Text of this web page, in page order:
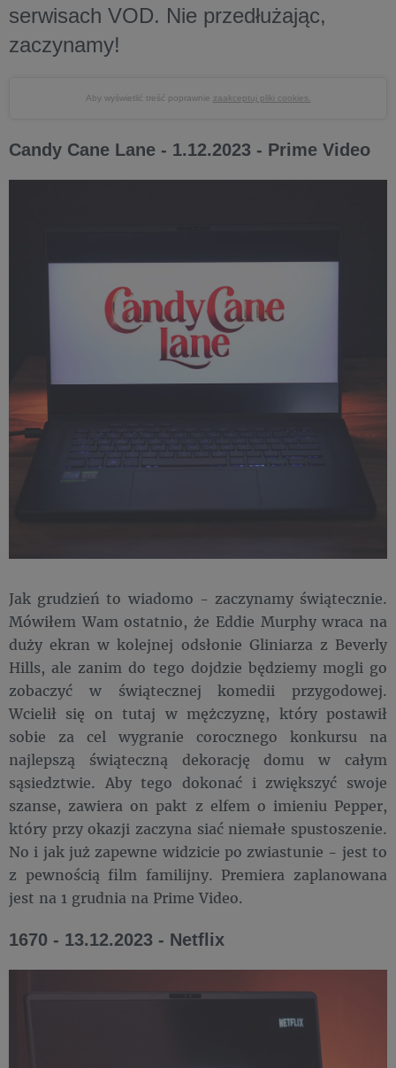
serwisach VOD. Nie przedłużając,
zaczynamy!
Aby wyświetlić treść poprawnie zaakceptuj pliki cookies.
Candy Cane Lane - 1.12.2023 - Prime Video
Jak grudzień to wiadomo - zaczynamy świątecznie.
Mówiłem Wam ostatnio, że Eddie Murphy wraca na
duży ekran w kolejnej odsłonie Gliniarza z Beverly
Hills, ale zanim do tego dojdzie będziemy mogli go
zobaczyć w świątecznej komedii przygodowej.
Wcielił się on tutaj w mężczyznę, który postawił
sobie za cel wygranie corocznego konkursu na
najlepszą świąteczną dekorację domu w całym
sąsiedztwie. Aby tego dokonać i zwiększyć swoje
szanse, zawiera on pakt z elfem o imieniu Pepper,
który przy okazji zaczyna siać niemałe spustoszenie.
No i jak już zapewne widzicie po zwiastunie - jest to
z pewnością film familijny. Premiera zaplanowana
jest na 1 grudnia na Prime Video.
1670 - 13.12.2023 - Netflix